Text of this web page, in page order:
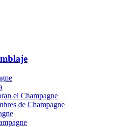
el Champagne
de Champagne